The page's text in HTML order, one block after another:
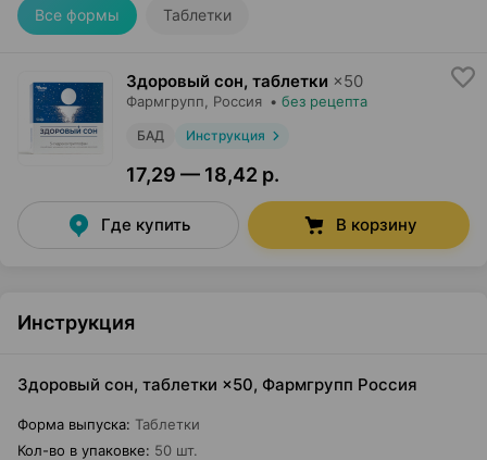
Все формы Таблетки
Здоровый сон, таблетки ×50
Фармгрупп , Россия • без рецепта
БАД Инструкция
17,29 — 18,42 р.
Где купить В корзину
Инструкция
Здоровый сон, таблетки ×50, Фармгрупп Россия
Форма выпуска: Таблетки
Кол-во в упаковке: 50 шт.